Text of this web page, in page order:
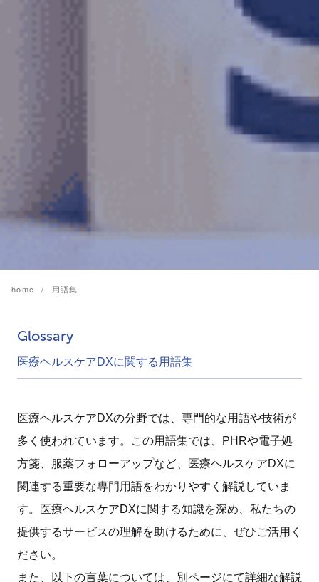
home 用語集
Glossary
医療ヘルスケアDXに関する用語集
医療ヘルスケアDXの分野では、専門的な用語や技術が
多く使われています。この用語集では、PHRや電子処
方箋、服薬フォローアップなど、医療ヘルスケアDXに
関連する重要な専門用語をわかりやすく解説していま
す。医療ヘルスケアDXに関する知識を深め、私たちの
提供するサービスの理解を助けるために、ぜひご活用く
ださい。
また、以下の言葉については、別ページにて詳細な解説